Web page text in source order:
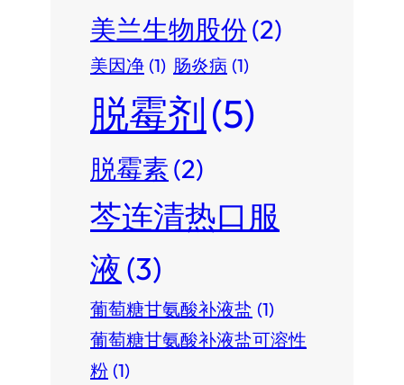
美兰生物股份(2)
美因净 (1) 肠炎病 (1)
脱霉剂(5)
脱霉素(2)
芩连清热口服
液(3)
葡萄糖甘氨酸补液盐 (1)
葡萄糖甘氨酸补液盐可溶性
粉 (1)